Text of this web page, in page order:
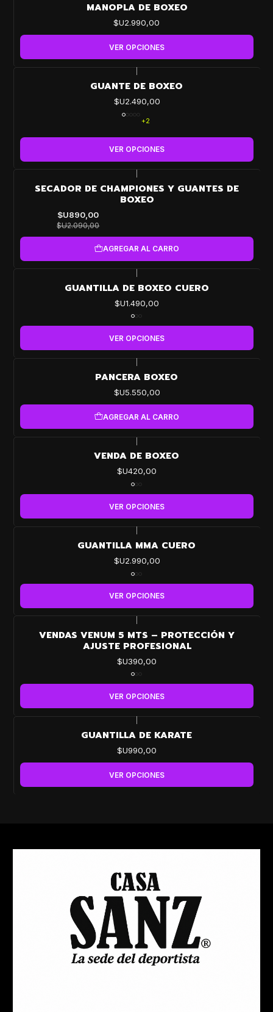
MANOPLA DE BOXEO
$U2.990,00
VER OPCIONES
GUANTE DE BOXEO
$U2.490,00
+2
VER OPCIONES
-57%
OFFSECADOR DE CHAMPIONES Y GUANTES DE
BOXEO
$U890,00
$U2.090,00
AGREGAR AL CARRO
GUANTILLA DE BOXEO CUERO
$U1.490,00
VER OPCIONES
PANCERA BOXEO
$U5.550,00
AGREGAR AL CARRO
VENDA DE BOXEO
$U420,00
VER OPCIONES
GUANTILLA MMA CUERO
$U2.990,00
VER OPCIONES
VENDAS VENUM 5 MTS – PROTECCIÓN Y
AJUSTE PROFESIONAL
$U390,00
VER OPCIONES
GUANTILLA DE KARATE
$U990,00
VER OPCIONES